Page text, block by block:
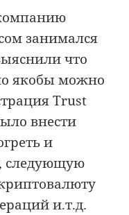
занимался
что
якобы можно
Trust
внести
и
следующую
и.т.д.